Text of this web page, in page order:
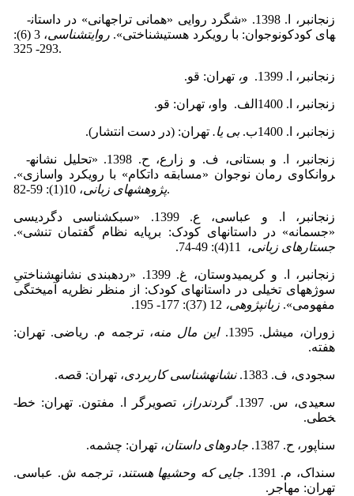
های کودک­ونوجوان: با رویکرد هستی­شناختی». روایت­شناسی
، 3 (6):
293- 325.
زنجانبر، ا. 1399. و، تهران: قو.
زنجانبر، ا. 1400الف. واو، تهران: قو.
زنجانبر، ا. 1400ب. بی یا. تهران: (در دست انتشار).
روانکاوی رمان نوجوان «مسابقه دات­کام» با رویکرد واسازی».
پژوهش­های زبانی، 10(1): 59-82.
زنجانبر، ا. و عباسی، ع. 1399. «سبک­شناسی دگردیسی
«جسمانه» در داستان­های کودک: برپایه نظام گفتمان تنشی».
جستارهای زبانی، 11(4): 49-74.
زنجانبر، ا. و کریمی­دوستان، غ. 1399. «رده­بندی نشانه­شناختیِ
سوژه­های تخیلی در داستان­های کودک: از منظر نظریه آمیختگی
مفهومی». زبان­پژوهی، 12 (37): 177- 195.
زوران، میشل. 1395. این مال منه، ترجمه م. ریاضی. تهران:
هفته.
سجودی، ف. 1383. نشانه­شناسی کاربردی، تهران: قصه.
سعیدی، س. 1397. گردن­دراز ، تصویرگر ا. مفتون. تهران: خط­
خطی.
سناپور، ح. 1387. جادوهای داستان، تهران: چشمه.
سنداک، م. 1391. جایی که وحشی­ها هستند، ترجمه ش. عباسی.
تهران: مهاجر.